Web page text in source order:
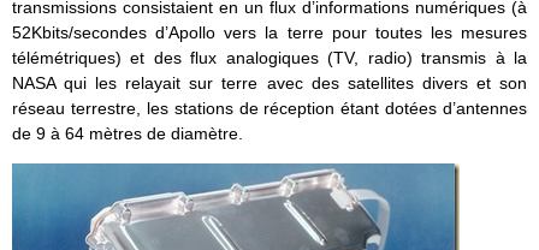
transmissions consistaient en un flux d’informations numériques (à
52Kbits/secondes d’Apollo vers la terre pour toutes les mesures
télémétriques) et des flux analogiques (TV, radio) transmis à la
NASA qui les relayait sur terre avec des satellites divers et son
réseau terrestre, les stations de réception étant dotées d’antennes
de 9 à 64 mètres de diamètre.